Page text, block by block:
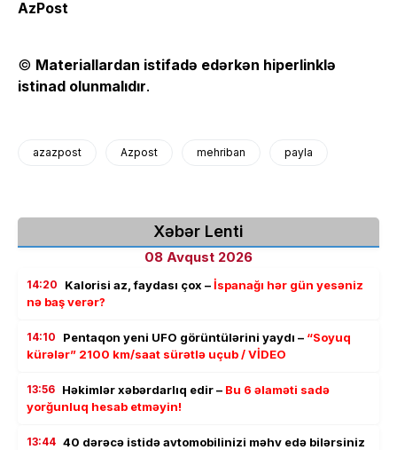
AzPost
© Materiallardan istifadə edərkən hiperlinklə
istinad olunmalıdır.
azazpost Azpost mehriban payla
Xəbər Lenti
08 Avqust 2026
14:20 Kalorisi az, faydası çox –İspanağı hər gün yesəniz
nə baş verər?
14:10 Pentaqon yeni UFO görüntülərini yaydı – “Soyuq
kürələr” 2100 km/saat sürətlə uçub / VİDEO
13:56 Həkimlər xəbərdarlıq edir – Bu 6 əlaməti sadə
yorğunluq hesab etməyin!
13:44 40 dərəcə istidə avtomobilinizi məhv edə bilərsiniz